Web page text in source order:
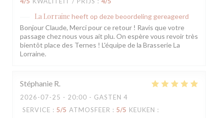
La Lorraine heeft op deze beoordeling gereageerd
Bonjour Claude, Merci pour ce retour ! Ravis que votre
passage chez nous vous ait plu. On espère vous revoir très
bientôt place des Ternes ! L'équipe de la Brasserie La
Lorraine.
Stéphanie R
2026-07-25 - 20:00 - GASTEN 4
SERVICE : 5/5 ATMOSFEER : 5/5 KEUKEN :